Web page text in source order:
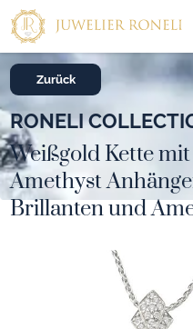
Zurück
RONELI
Weißgold Kette
Amethyst
Brillanten und